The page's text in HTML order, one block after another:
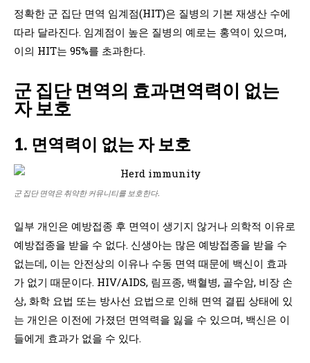
정확한 군 집단 면역 임계점(HIT)은 질병의 기본 재생산 수에
따라 달라진다. 임계점이 높은 질병의 예로는 홍역이 있으며,
이의 HIT는 95%를 초과한다.
군 집단 면역의 효과면역력이 없는
자 보호
1. 면역력이 없는 자 보호
군 집단 면역은 취약한 커뮤니티를 보호한다.
일부 개인은 예방접종 후 면역이 생기지 않거나 의학적 이유로
예방접종을 받을 수 없다. 신생아는 많은 예방접종을 받을 수
없는데, 이는 안전상의 이유나 수동 면역 때문에 백신이 효과
가 없기 때문이다. HIV/AIDS, 림프종, 백혈병, 골수암, 비장 손
상, 화학 요법 또는 방사선 요법으로 인해 면역 결핍 상태에 있
는 개인은 이전에 가졌던 면역력을 잃을 수 있으며, 백신은 이
들에게 효과가 없을 수 있다.